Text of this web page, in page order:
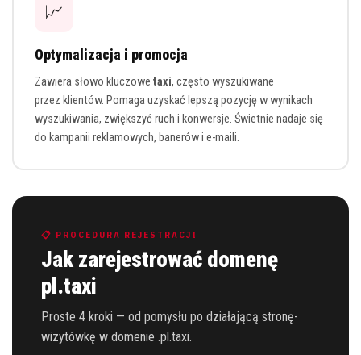
📈
Optymalizacja i promocja
Zawiera słowo kluczowe taxi, często wyszukiwane
przez klientów. Pomaga uzyskać lepszą pozycję w wynikach
wyszukiwania, zwiększyć ruch i konwersje. Świetnie nadaje się
do kampanii reklamowych, banerów i e-maili.
📋 PROCEDURA REJESTRACJI
Jak zarejestrować domenę
pl.taxi
Proste 4 kroki — od pomysłu po działającą stronę-
wizytówkę w domenie .pl.taxi.